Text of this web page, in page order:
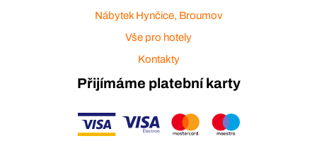
Nábytek Hynčice, Broumov
Vše pro hotely
Kontakty
Přijímáme platební karty